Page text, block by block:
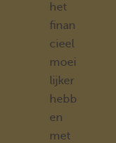
het
finan
cieel
moei
lijker
hebb
en
met